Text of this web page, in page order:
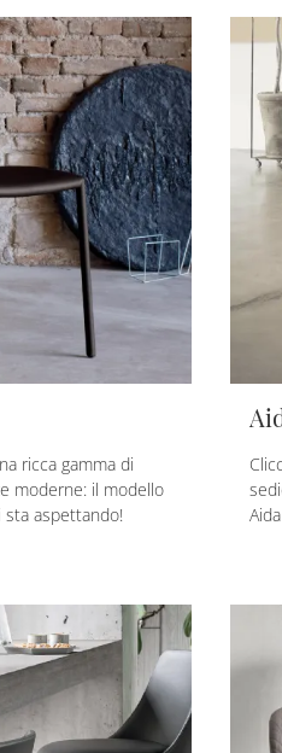
ricca gamma di
moderne: il modello
aspettando!